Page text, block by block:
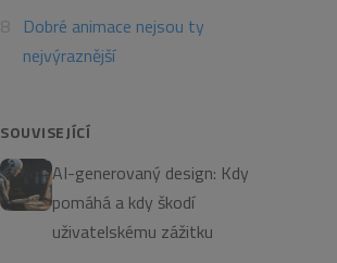
Dobré animace nejsou ty
nejvýraznější
SOUVISEJÍCÍ
AI-generovaný design: Kdy
pomáhá a kdy škodí
uživatelskému zážitku